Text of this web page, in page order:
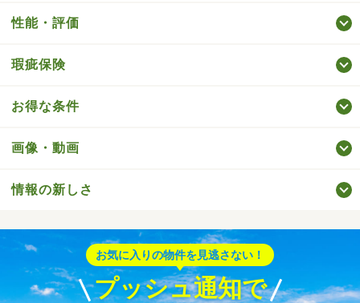
性能・評価
瑕疵保険
お得な条件
画像・動画
情報の新しさ
お気に入りの物件を見逃さない！
プッシュ通知で